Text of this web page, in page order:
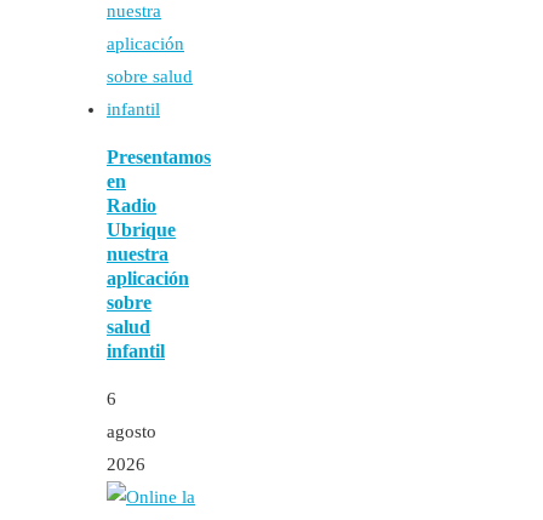
Presentamos
en
Radio
Ubrique
nuestra
aplicación
sobre
salud
infantil
6
agosto
2026